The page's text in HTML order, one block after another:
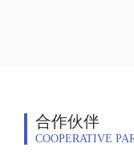
合作伙伴
COOPERATIVE